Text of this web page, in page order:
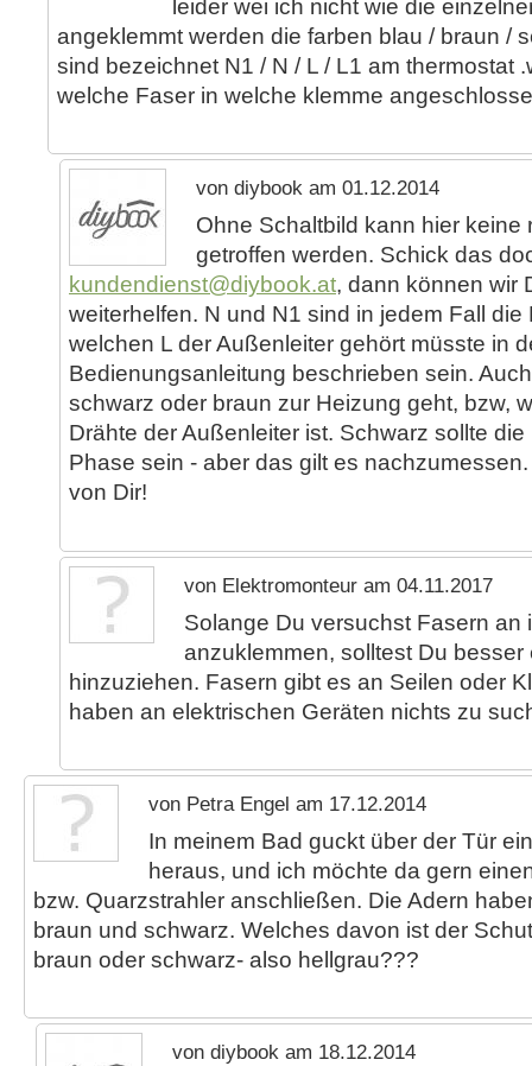
leider wei ich nicht wie die
angeklemmt werden die farben blau / braun /
sind bezeichnet N1 / N / L / L1 am thermostat
welche Faser in welche klemme
von diybook am 01.12.2014
Ohne Schaltbild kann hier keine
getroffen werden. Schick das
kundendienst@diybook.at, dann können wir
weiterhelfen. N und N1 sind in jedem Fall die
welchen L der Außenleiter gehört müsste in
Bedienungsanleitung beschrieben sein.
schwarz oder braun zur Heizung geht, bzw,
Drähte der Außenleiter ist. Schwarz sollte
Phase sein - aber das gilt es
von Dir!
von Elektromonteur am 04.11.2017
Solange Du versuchst Fasern an
anzuklemmen, solltest Du besser
hinzuziehen. Fasern gibt es an Seilen oder
haben an elektrischen Geräten nichts zu
von Petra Engel am 17.12.2014
In meinem Bad guckt über der Tür
heraus, und ich möchte da gern
bzw. Quarzstrahler anschließen. Die Adern
braun und schwarz. Welches davon ist der
braun oder schwarz- also hellgrau???
von diybook am 18.12.2014